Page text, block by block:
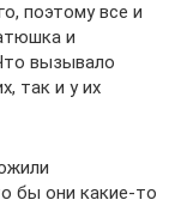
поэтому все и
и
вызывало
так и у их
бы они какие-то